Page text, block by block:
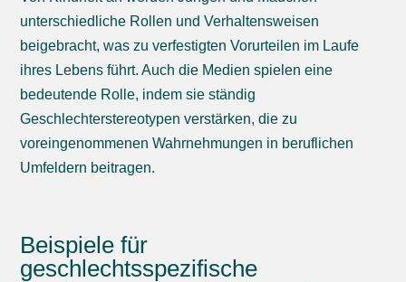
unterschiedliche Rollen und Verhaltensweisen
beigebracht, was zu verfestigten Vorurteilen im Laufe
ihres Lebens führt. Auch die Medien spielen eine
bedeutende Rolle, indem sie ständig
Geschlechterstereotypen verstärken, die zu
voreingenommenen Wahrnehmungen in beruflichen
Umfeldern beitragen.
Beispiele für
geschlechtsspezifische